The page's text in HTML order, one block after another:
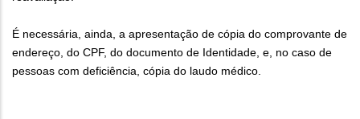
É necessária, ainda, a apresentação de cópia do comprovante de
endereço, do CPF, do documento de Identidade, e, no caso de
pessoas com deficiência, cópia do laudo médico.